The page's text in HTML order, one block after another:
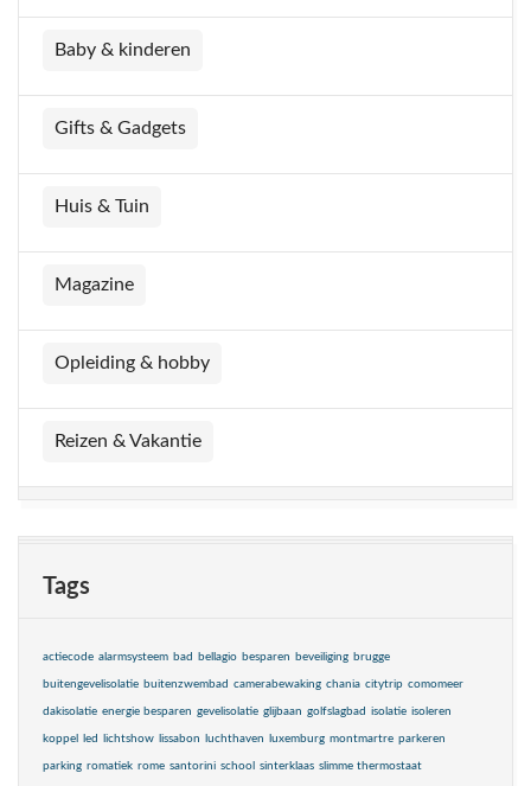
Baby & kinderen
Gifts & Gadgets
Huis & Tuin
Magazine
Opleiding & hobby
Reizen & Vakantie
Tags
actiecode alarmsysteem bad bellagio besparen beveiliging brugge
buitengevelisolatie buitenzwembad camerabewaking chania citytrip comomeer
dakisolatie energie besparen gevelisolatie glijbaan golfslagbad isolatie isoleren
koppel led lichtshow lissabon luchthaven luxemburg montmartre parkeren
parking romatiek rome santorini school sinterklaas slimme thermostaat